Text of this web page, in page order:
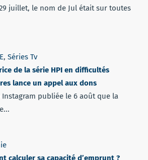
juillet, le nom de Jul était sur toutes
, Séries Tv
de la série HPI en difficultés
lance un appel aux dons
Instagram publiée le 6 août que la
calculer sa capacité d’emprunt ?